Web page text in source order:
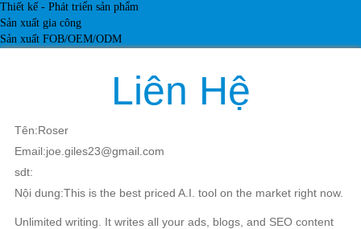
Thiết kế - Phát triển sản phẩm
Sản xuất gia công
Sản xuất FOB/OEM/ODM
Liên Hệ
Tên:Roser
Email:joe.giles23@gmail.com
sdt:
Nội dung:This is the best priced A.I. tool on the market right now.
Unlimited writing. It writes all your ads, blogs, and SEO content